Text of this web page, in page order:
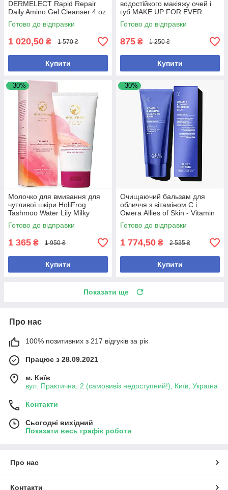
DERMELECT Rapid Repair
Daily Amino Gel Cleanser 4 oz
– для щоденного очищення
шкіри
Готово до відправки
1 020,50 ₴ 1 570 ₴
Купити
водостійкого макіяжу очей і
губ MAKE UP FOR EVER
Gentle Eye Gel, 125 мл
Готово до відправки
875 ₴ 1 250 ₴
Купити
–30%
Молочко для вмивання для
чутливої шкіри HoliFrog
Tashmoo Water Lily Milky
Wash 150 мл
Готово до відправки
1 365 ₴ 1 950 ₴
Купити
–30%
Очищаючий бальзам для
обличчя з вітаміном C і
Омега Allies of Skin - Vitamin
C & Omegas Cleansing Balm,
100 мл
Готово до відправки
1 774,50 ₴ 2 535 ₴
Купити
Показати ще
Про нас
100% позитивних з 217 відгуків за рік
Працює з 28.09.2021
м. Київ
вул. Практична, 2 (самовивіз недоступний!), Київ, Україна
Контакти
Сьогодні вихідний
Показати весь графік роботи
Про нас
Контакти